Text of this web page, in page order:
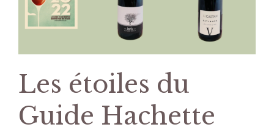
Les étoiles du
Guide Hachette